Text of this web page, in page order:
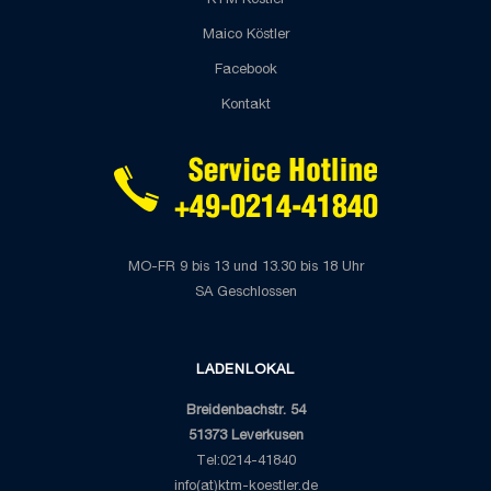
Maico Köstler
Facebook
Kontakt
MO-FR 9 bis 13 und 13.30 bis 18 Uhr
SA Geschlossen
LADENLOKAL
Breidenbachstr. 54
51373 Leverkusen
Tel:0214-41840
info(at)ktm-koestler.de